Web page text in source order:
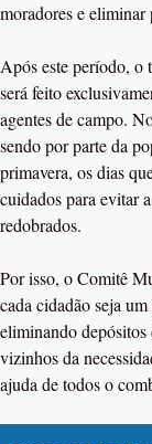
moradores e eliminar
Após este período, o
será feito
agentes de campo.
sendo por parte da
primavera, os dias
cuidados para evitar
redobrados.
Por isso, o Comitê
cada cidadão seja
eliminando depósitos
vizinhos da
ajuda de todos o